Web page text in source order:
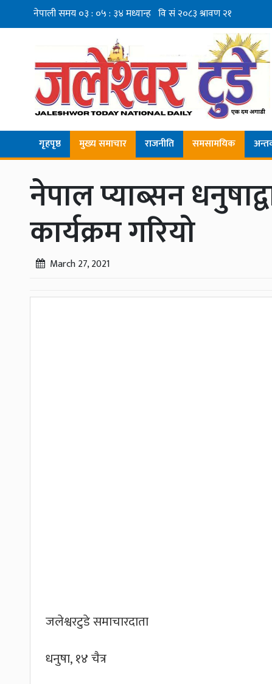
गृहपृष्ठ मुख्य समाचार राजनीति समसामयिक
नेपाल प्याब्सन
कार्यक्रम गरियो
March 27, 2021
जलेश्वरटुडे समाचारदाता
धनुषा, १४ चैत्र